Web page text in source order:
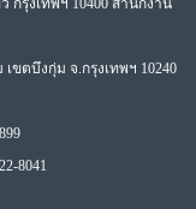
รุงเทพฯ 10400 สำนักงาน
ขตบึงกุ่ม จ.กรุงเทพฯ 10240
8041